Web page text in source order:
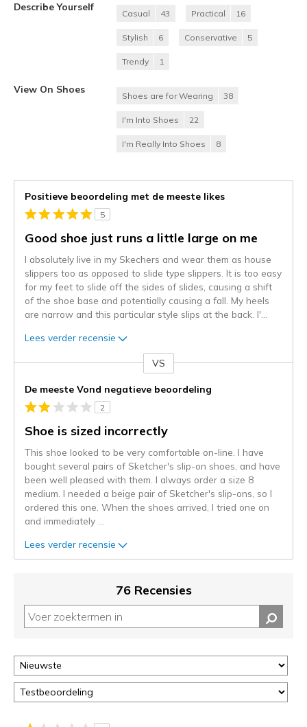
Describe Yourself
Casual 43 Practical 16
Stylish 6 Conservative 5
Trendy 1
View On Shoes
Shoes are for Wearing 38
I'm Into Shoes 22
I'm Really Into Shoes 8
Positieve beoordeling met de meeste likes
5
Good shoe just runs a little large on me
I absolutely live in my Skechers and wear them as house
slippers too as opposed to slide type slippers. It is too easy
for my feet to slide off the sides of slides, causing a shift
of the shoe base and potentially causing a fall. My heels
are narrow and this particular style slips at the back. I'...
Lees verder recensie
content
wordt
momenteel
gemigreerd
niejee
page_id.
kunt
status
van
deze
of
door
<a
href="javascript:location.href=location.pathname;">hier</a>
VS
De meeste Vond negatieve beoordeling
2
Shoe is sized incorrectly
This shoe looked to be very comfortable on-line. I have
bought several pairs of Sketcher's slip-on shoes, and have
been well pleased with them. I always order a size 8
medium. I needed a beige pair of Sketcher's slip-ons, so I
ordered this one. When the shoes arrived, I tried one on
and immediately
Lees verder recensie
76 Recensies